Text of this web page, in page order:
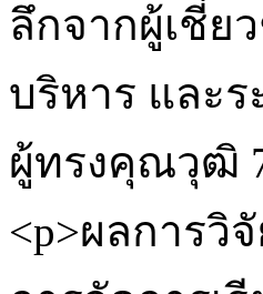
ลึกจากผู้เชี่ย
บริหาร และ
ผู้ทรงคุณวุฒิ
<p>ผลการวิ